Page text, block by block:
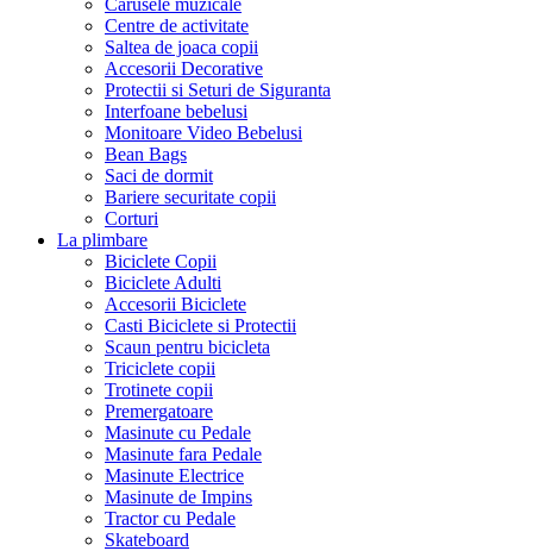
Carusele muzicale
Centre de activitate
Saltea de joaca copii
Accesorii Decorative
Protectii si Seturi de Siguranta
Interfoane bebelusi
Monitoare Video Bebelusi
Bean Bags
Saci de dormit
Bariere securitate copii
Corturi
La plimbare
Biciclete Copii
Biciclete Adulti
Accesorii Biciclete
Casti Biciclete si Protectii
Scaun pentru bicicleta
Triciclete copii
Trotinete copii
Premergatoare
Masinute cu Pedale
Masinute fara Pedale
Masinute Electrice
Masinute de Impins
Tractor cu Pedale
Skateboard